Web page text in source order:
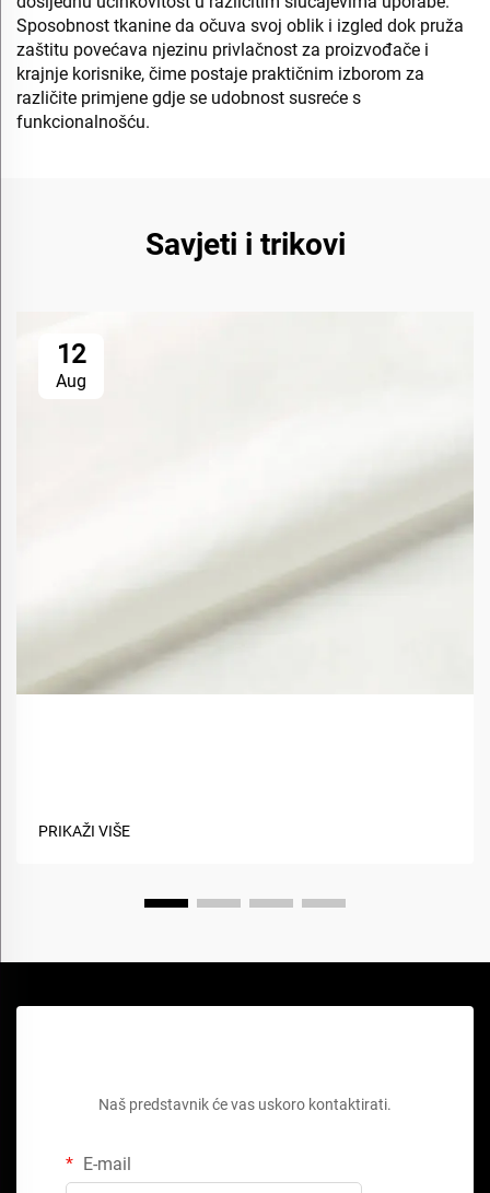
Sposobnost tkanine da očuva svoj oblik i izgled dok pruža
zaštitu povećava njezinu privlačnost za proizvođače i
krajnje korisnike, čime postaje praktičnim izborom za
različite primjene gdje se udobnost susreće s
funkcionalnošću.
Savjeti i trikovi
12
Aug
PRIKAŽI VIŠE
Naš predstavnik će vas uskoro kontaktirati.
E-mail